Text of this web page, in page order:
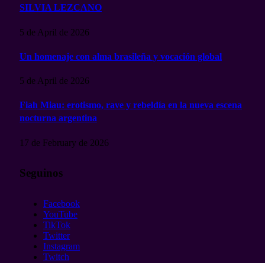
SILVIA LEZCANO
5 de April de 2026
Un homenaje con alma brasileña y vocación global
5 de April de 2026
Fiah Miau: erotismo, rave y rebeldía en la nueva escena
nocturna argentina
17 de February de 2026
Seguinos
Facebook
YouTube
TikTok
Twitter
Instagram
Twitch